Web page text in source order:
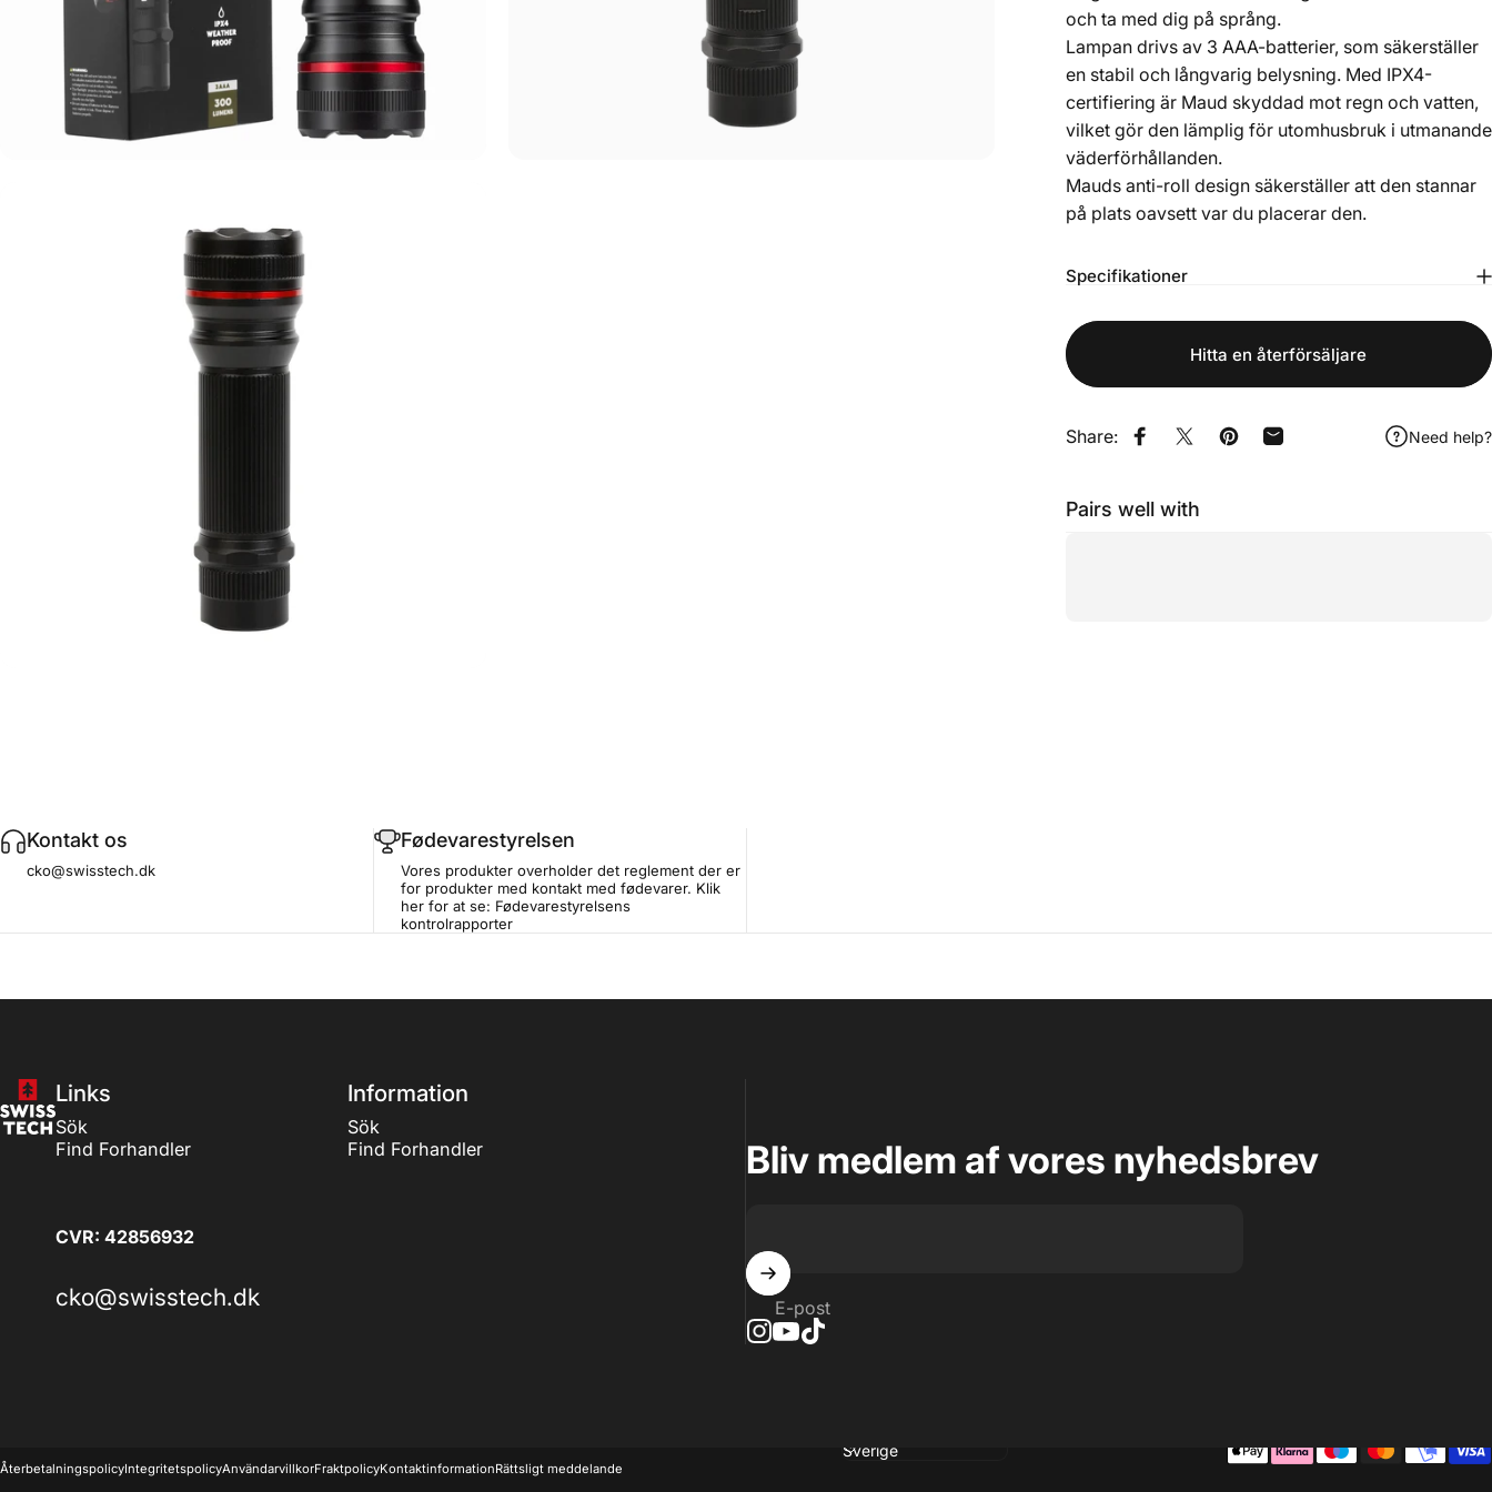
och ta med dig på språng.
Lampan drivs av 3 AAA-batterier, som säkerställer
en stabil och långvarig belysning. Med IPX4-
certifiering är Maud skyddad mot regn och vatten,
vilket gör den lämplig för utomhusbruk i utmanande
väderförhållanden.
Mauds anti-roll design säkerställer att den stannar
på plats oavsett var du placerar den.
Specifikationer
Hitta en återförsäljare
Share: Dela på Facebook
Dela på X Dela via e-post Need help?
Pairs well with
Kontakt os
cko@swisstech.dk
Fødevarestyrelsen
Vores produkter overholder det reglement der er
for produkter med kontakt med fødevarer. Klik
her for at se: Fødevarestyrelsens
kontrolrapporter
SwissTechLinks
Sök
Find Forhandler
Information
Sök
Find Forhandler
CVR: 42856932
cko@swisstech.dk
Bliv medlem af vores nyhedsbrev
E-post
ÅterbetalningspolicyIntegritetspolicyAnvändarvillkorFraktpolicyKontaktinformationRättsligt meddelande
Land